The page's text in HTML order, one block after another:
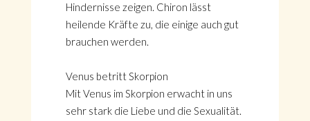
Hindernisse zeigen. Chiron lässt
heilende Kräfte zu, die einige auch gut
brauchen werden.
Venus betritt Skorpion
Mit Venus im Skorpion erwacht in uns
sehr stark die Liebe und die Sexualität.